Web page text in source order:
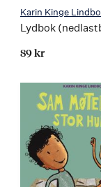
Karin Kinge
Lydbok
89 kr